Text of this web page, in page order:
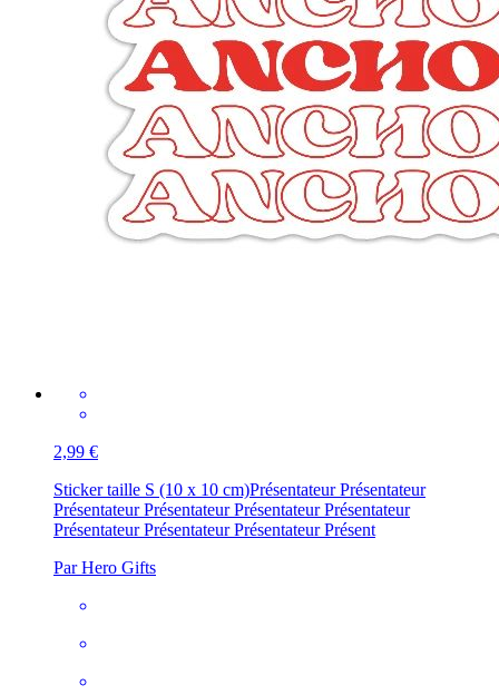
2,99 €
Sticker taille S (10 x 10 cm)Présentateur Présentateur
Présentateur Présentateur Présentateur Présentateur
Présentateur Présentateur Présentateur Présent
Par Hero Gifts